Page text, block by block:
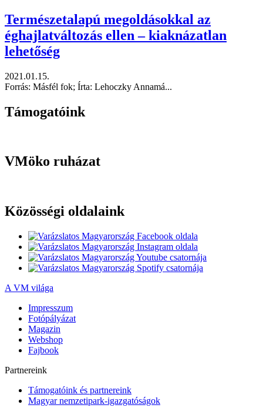
Természetalapú megoldásokkal az
éghajlatváltozás ellen – kiaknázatlan
lehetőség
2021.01.15.
Forrás: Másfél fok; Írta: Lehoczky Annamá...
Támogatóink
VMöko ruházat
Közösségi oldalaink
A VM világa
Impresszum
Fotópályázat
Magazin
Webshop
Fajbook
Partnereink
Támogatóink és partnereink
Magyar nemzetipark-igazgatóságok